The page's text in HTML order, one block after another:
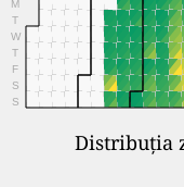
M
T
W
T
F
S
S
Distribuția